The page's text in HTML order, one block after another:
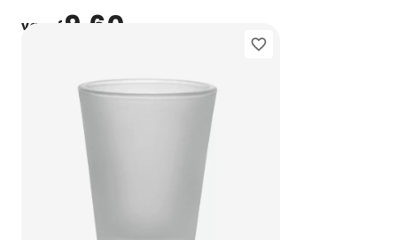
vanaf 9,60